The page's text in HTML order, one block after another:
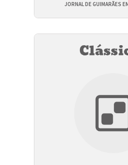
JORNAL DE GUIMARÃES